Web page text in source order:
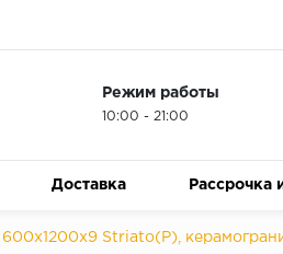
Режим работы
10:00 - 21:00
Доставка Рассрочка
Striato(P),